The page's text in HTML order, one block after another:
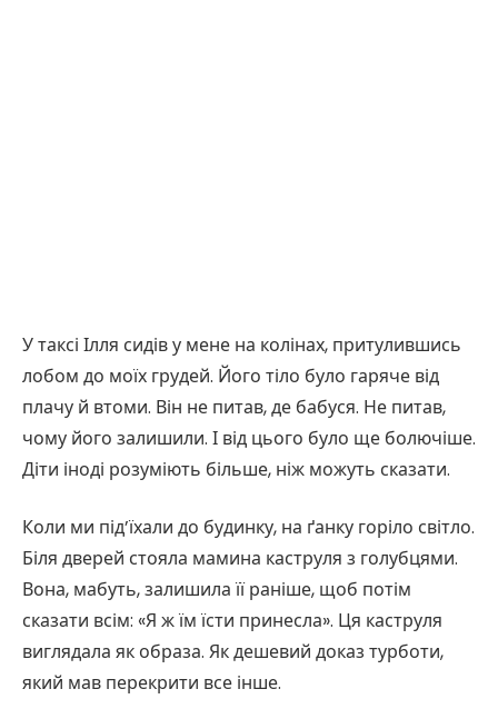
У таксі Ілля сидів у мене на колінах, притулившись
лобом до моїх грудей. Його тіло було гаряче від
плачу й втоми. Він не питав, де бабуся. Не питав,
чому його залишили. І від цього було ще болючіше.
Діти іноді розуміють більше, ніж можуть сказати.
Коли ми під’їхали до будинку, на ґанку горіло світло.
Біля дверей стояла мамина каструля з голубцями.
Вона, мабуть, залишила її раніше, щоб потім
сказати всім: «Я ж їм їсти принесла». Ця каструля
виглядала як образа. Як дешевий доказ турботи,
який мав перекрити все інше.